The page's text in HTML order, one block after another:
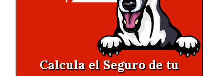
Calcula el Seguro de tu